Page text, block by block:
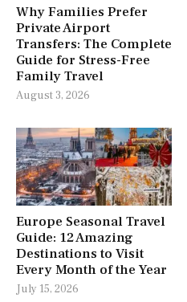
Why Families Prefer
Private Airport
Transfers: The Complete
Guide for Stress-Free
Family Travel
August 3, 2026
Europe Seasonal Travel
Guide: 12 Amazing
Destinations to Visit
Every Month of the Year
July 15, 2026